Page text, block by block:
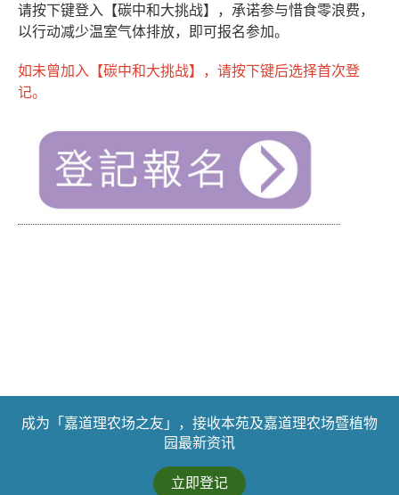
请按下键登入【碳中和大挑战】，承诺参与惜食零浪费，
以行动减少温室气体排放，即可报名参加。
如未曾加入【碳中和大挑战】，请按下键后选择首次登
记。
成为「嘉道理农场之友」，接收本苑及嘉道理农场暨植物
园最新资讯
立即登记